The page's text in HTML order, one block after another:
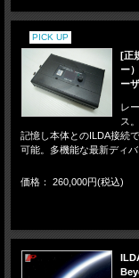
PICK UP
[正
ー
ー
レ
ス
記憶し本体とのILDA接続
可能。多機能な最新ディバ
価格： 260,000円(税込)